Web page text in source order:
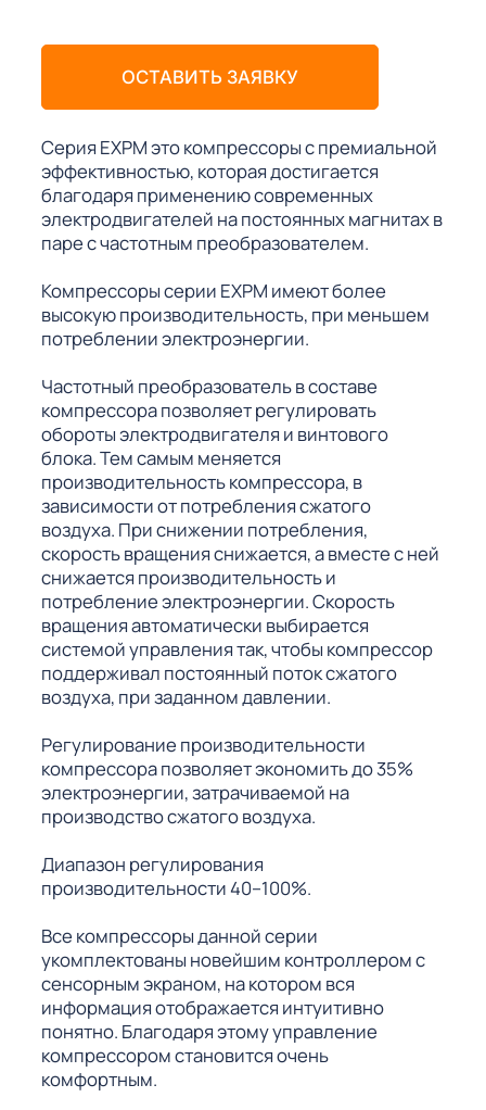
ОСТАВИТЬ ЗАЯВКУ
Серия EXPM это компрессоры с премиальной
эффективностью, которая достигается
благодаря применению современных
электродвигателей на постоянных магнитах в
паре с частотным преобразователем.
Компрессоры серии EXPM имеют более
высокую производительность, при меньшем
потреблении электроэнергии.
Частотный преобразователь в составе
компрессора позволяет регулировать
обороты электродвигателя и винтового
блока. Тем самым меняется
производительность компрессора, в
зависимости от потребления сжатого
воздуха. При снижении потребления,
скорость вращения снижается, а вместе с ней
снижается производительность и
потребление электроэнергии. Скорость
вращения автоматически выбирается
системой управления так, чтобы компрессор
поддерживал постоянный поток сжатого
воздуха, при заданном давлении.
Регулирование производительности
компрессора позволяет экономить до 35%
электроэнергии, затрачиваемой на
производство сжатого воздуха.
Диапазон регулирования
производительности 40–100%.
Все компрессоры данной серии
укомплектованы новейшим контроллером с
сенсорным экраном, на котором вся
информация отображается интуитивно
понятно. Благодаря этому управление
компрессором становится очень
комфортным.